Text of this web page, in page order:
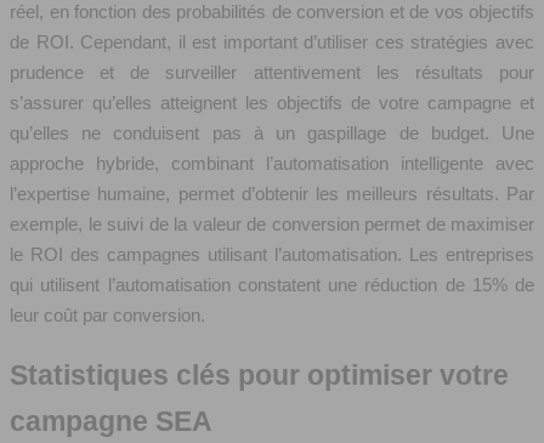
réel, en fonction des probabilités de conversion et de vos objectifs
de ROI. Cependant, il est important d’utiliser ces stratégies avec
prudence et de surveiller attentivement les résultats pour
s’assurer qu’elles atteignent les objectifs de votre campagne et
qu’elles ne conduisent pas à un gaspillage de budget. Une
approche hybride, combinant l’automatisation intelligente avec
l’expertise humaine, permet d’obtenir les meilleurs résultats. Par
exemple, le suivi de la valeur de conversion permet de maximiser
le ROI des campagnes utilisant l’automatisation. Les entreprises
qui utilisent l’automatisation constatent une réduction de 15% de
leur coût par conversion.
Statistiques clés pour optimiser votre
campagne SEA